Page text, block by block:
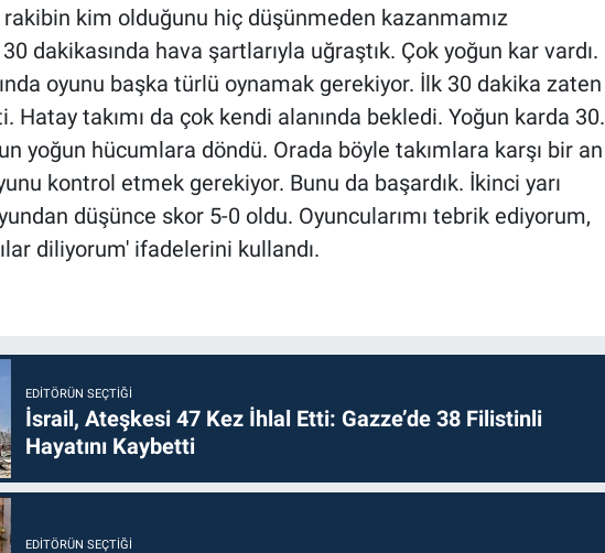
kim olduğunu hiç düşünmeden kazanmamız
dakikasında hava şartlarıyla uğraştık. Çok yoğun kar vardı.
oyunu başka türlü oynamak gerekiyor. İlk 30 dakika zaten
Hatay takımı da çok kendi alanında bekledi. Yoğun karda 30.
yoğun hücumlara döndü. Orada böyle takımlara karşı bir an
kontrol etmek gerekiyor. Bunu da başardık. İkinci yarı
düşünce skor 5-0 oldu. Oyuncularımı tebrik ediyorum,
diliyorum' ifadelerini kullandı.
EDITÖRÜN SEÇTIĞI
İsrail, Ateşkesi 47 Kez İhlal Etti: Gazze’de 38 Filistinli
Hayatını Kaybetti
EDITÖRÜN SEÇTIĞI